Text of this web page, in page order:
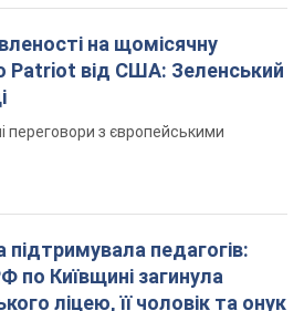
на щомісячну
Patriot від США: Зеленський
переговори з європейськими
підтримувала педагогів:
по Київщині загинула
ліцею, її чоловік та онук